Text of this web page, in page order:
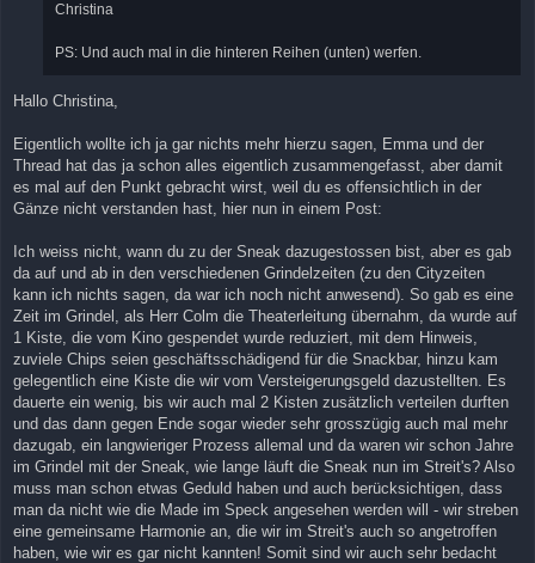
Christina
PS: Und auch mal in die hinteren Reihen (unten) werfen.
Hallo Christina,
Eigentlich wollte ich ja gar nichts mehr hierzu sagen, Emma und der
Thread hat das ja schon alles eigentlich zusammengefasst, aber damit
es mal auf den Punkt gebracht wirst, weil du es offensichtlich in der
Gänze nicht verstanden hast, hier nun in einem Post:
Ich weiss nicht, wann du zu der Sneak dazugestossen bist, aber es gab
da auf und ab in den verschiedenen Grindelzeiten (zu den Cityzeiten
kann ich nichts sagen, da war ich noch nicht anwesend). So gab es eine
Zeit im Grindel, als Herr Colm die Theaterleitung übernahm, da wurde auf
1 Kiste, die vom Kino gespendet wurde reduziert, mit dem Hinweis,
zuviele Chips seien geschäftsschädigend für die Snackbar, hinzu kam
gelegentlich eine Kiste die wir vom Versteigerungsgeld dazustellten. Es
dauerte ein wenig, bis wir auch mal 2 Kisten zusätzlich verteilen durften
und das dann gegen Ende sogar wieder sehr grosszügig auch mal mehr
dazugab, ein langwieriger Prozess allemal und da waren wir schon Jahre
im Grindel mit der Sneak, wie lange läuft die Sneak nun im Streit's? Also
muss man schon etwas Geduld haben und auch berücksichtigen, dass
man da nicht wie die Made im Speck angesehen werden will - wir streben
eine gemeinsame Harmonie an, die wir im Streit's auch so angetroffen
haben, wie wir es gar nicht kannten! Somit sind wir auch sehr bedacht